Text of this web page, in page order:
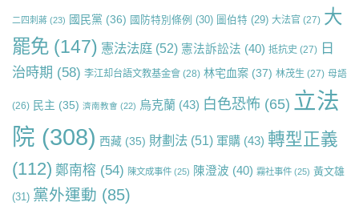
二四刺蔣 (23) 國民黨 (36) 國防特別條例 (30) 圖伯特 (29) 大法官 (27) 大
罷免 (147) 憲法法庭 (52) 憲法訴訟法 (40) 抵抗史 (27) 日
治時期 (58) 李江却台語文教基金會 (28) 林宅血案 (37) 林茂生 (27) 母語
(26) 民主 (35) 濟南教會 (22) 烏克蘭 (43) 白色恐怖 (65) 立法
院 (308) 西藏 (35) 財劃法 (51) 軍購 (43) 轉型正義
(112) 鄭南榕 (54) 陳文成事件 (25) 陳澄波 (40) 霧社事件 (25) 黃文雄
(31) 黨外運動 (85)